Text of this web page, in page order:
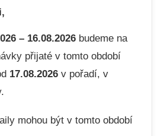
v
k
y
v
s
u
– 16.08.2026 budeme na
přijaté v tomto období
17.08.2026 v pořadí, v
mohou být v tomto období